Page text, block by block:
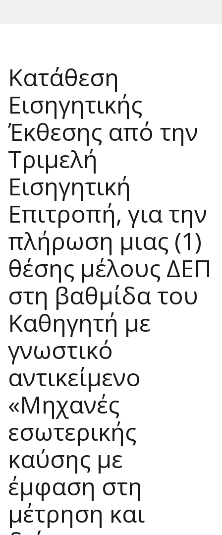
Κατάθεση
Εισηγητικής
Έκθεσης από την
Τριμελή
Εισηγητική
Επιτροπή, για την
πλήρωση μιας (1)
θέσης μέλους ΔΕΠ
στη βαθμίδα του
Καθηγητή με
γνωστικό
αντικείμενο
«Μηχανές
εσωτερικής
καύσης με
έμφαση στη
μέτρηση και